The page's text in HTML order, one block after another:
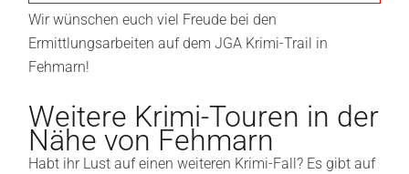
Wir wünschen euch viel Freude bei den
Ermittlungsarbeiten auf dem JGA Krimi-Trail in
Fehmarn!
Weitere Krimi-Touren in der
Nähe von Fehmarn
Habt ihr Lust auf einen weiteren Krimi-Fall? Es gibt auf